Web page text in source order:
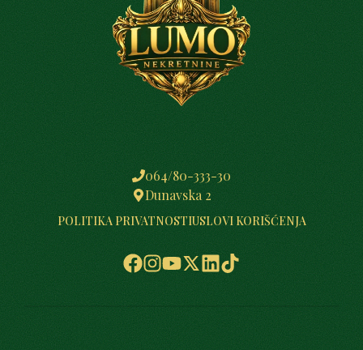
064/80-333-30
Dunavska 2
POLITIKA PRIVATNOSTIUSLOVI KORIŠĆENJA